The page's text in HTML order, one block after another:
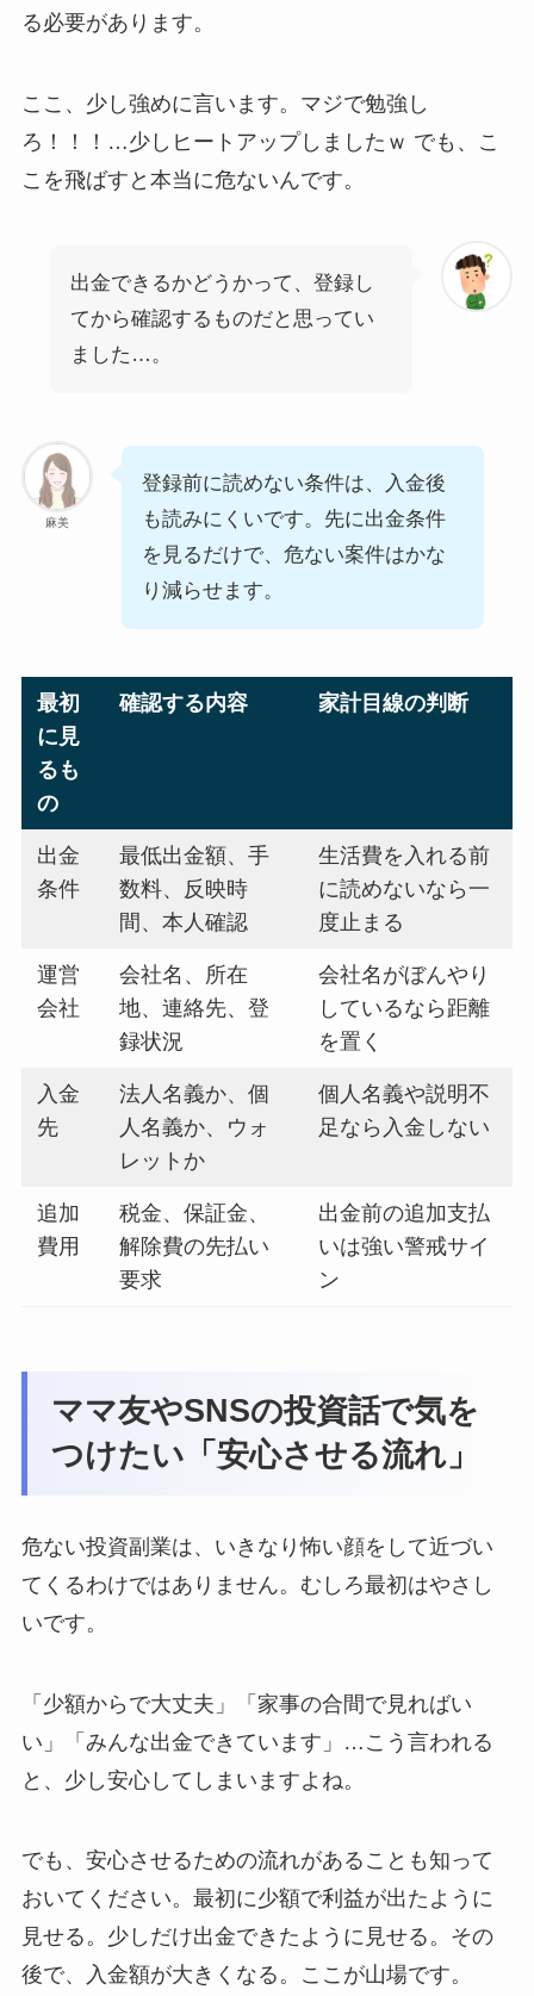
る必要があります。
ここ、少し強めに言います。マジで勉強し
ろ！！！…少しヒートアップしましたｗ でも、こ
こを飛ばすと本当に危ないんです。
出金できるかどうかって、登録し
てから確認するものだと思ってい
ました…。
麻美
登録前に読めない条件は、入金後
も読みにくいです。先に出金条件
を見るだけで、危ない案件はかな
り減らせます。
最初
に見
るも
の
確認する内容 家計目線の判断
出金
条件
最低出金額、手
数料、反映時
間、本人確認
生活費を入れる前
に読めないなら一
度止まる
運営
会社
会社名、所在
地、連絡先、登
録状況
会社名がぼんやり
しているなら距離
を置く
入金
先
法人名義か、個
人名義か、ウォ
レットか
個人名義や説明不
足なら入金しない
追加
費用
税金、保証金、
解除費の先払い
要求
出金前の追加支払
いは強い警戒サイ
ン
ママ友やSNSの投資話で気を
つけたい「安心させる流れ」
危ない投資副業は、いきなり怖い顔をして近づい
てくるわけではありません。むしろ最初はやさし
いです。
「少額からで大丈夫」「家事の合間で見ればい
い」「みんな出金できています」…こう言われる
と、少し安心してしまいますよね。
でも、安心させるための流れがあることも知って
おいてください。最初に少額で利益が出たように
見せる。少しだけ出金できたように見せる。その
後で、入金額が大きくなる。ここが山場です。